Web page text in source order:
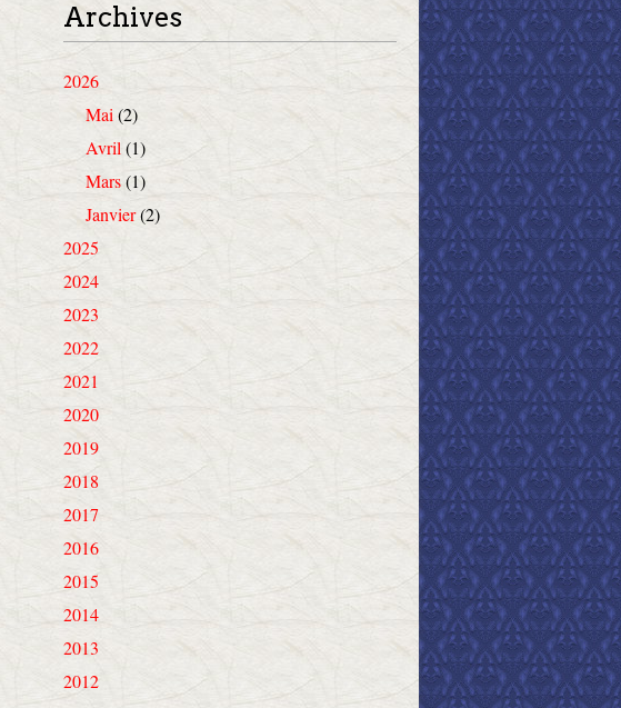
Archives
2026
Mai (2)
Avril (1)
Mars(1)
Janvier(2)
2025
2024
2023
2022
2021
2020
2019
2018
2017
2016
2015
2014
2013
2012